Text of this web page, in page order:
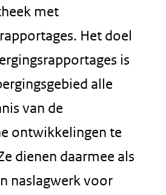
met
Het doel
is
alle
van de
ontwikkelingen te
dienen daarmee als
naslagwerk voor